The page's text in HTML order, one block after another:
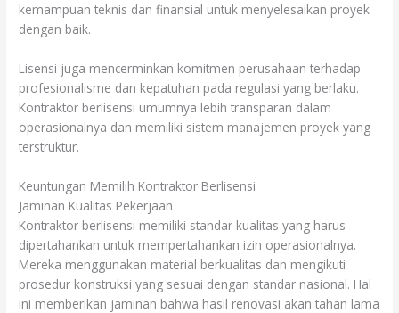
kemampuan teknis dan finansial untuk menyelesaikan proyek
dengan baik.
Lisensi juga mencerminkan komitmen perusahaan terhadap
profesionalisme dan kepatuhan pada regulasi yang berlaku.
Kontraktor berlisensi umumnya lebih transparan dalam
operasionalnya dan memiliki sistem manajemen proyek yang
terstruktur.
Keuntungan Memilih Kontraktor Berlisensi
Jaminan Kualitas Pekerjaan
Kontraktor berlisensi memiliki standar kualitas yang harus
dipertahankan untuk mempertahankan izin operasionalnya.
Mereka menggunakan material berkualitas dan mengikuti
prosedur konstruksi yang sesuai dengan standar nasional. Hal
ini memberikan jaminan bahwa hasil renovasi akan tahan lama